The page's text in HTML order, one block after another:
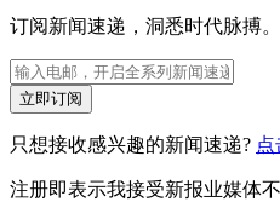
订阅新闻速递，洞悉时代脉搏。
立即订阅
只想接收感兴趣的新闻速递? 点
注册即表示我接受新报业媒体